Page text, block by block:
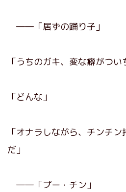
――「居ずの踊り子」
「うちのガキ、変な癖がつい
「どんな」
「オナラしながら、チンチ
だ」
――「プー・チン」